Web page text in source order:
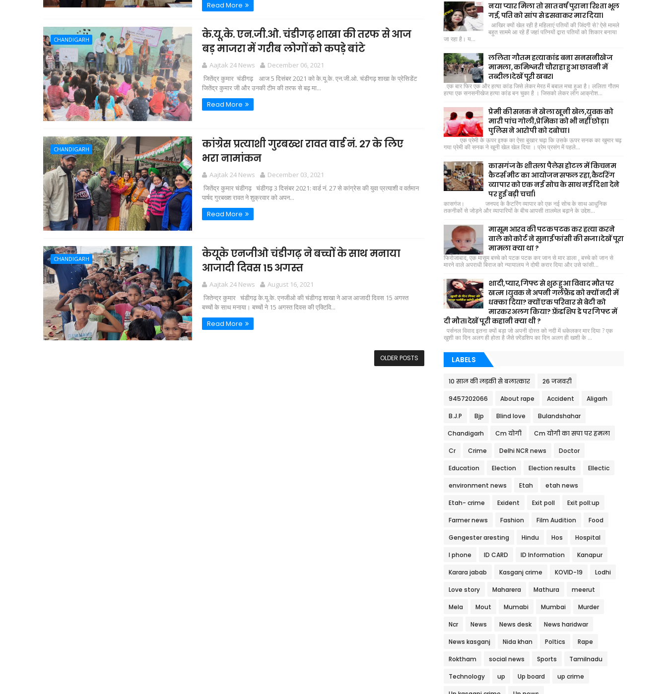
Read More
CHANDIGARH
के.यू.के. एन.जी.ओ. चंडीगढ़ शाखा की तरफ से आज
बड़ माजरा में गरीब लोगों को कपड़े बांटे
Aajtak 24 News
December 06, 2021
जितेंद्र कुमार चंडीगढ़ आज 5 दिसंबर 2021 को के.यू.के. एन.जी.ओ. चंडीगढ़ शाखा के प्रेसिडेंट
जितेंद्र कुमार जी और उनकी टीम की तरफ से बढ़ मा...
Read More
CHANDIGARH
कांग्रेस प्रत्याशी गुरबख्श रावत वार्ड नं. 27 के लिए
भरा नामांकन
Aajtak 24 News
December 03, 2021
जितेंद्र कुमार चंडीगढ़ चंडीगढ़ 3 दिसंबर 2021: वार्ड नं. 27 से कांग्रेस की युवा प्रत्याशी व वर्तमान
पार्षद गुरबख्श रावत ने शुक्रवार को अपन...
Read More
CHANDIGARH
केयूके एनजीओ चंडीगढ़ ने बच्चों के साथ मनाया
आजादी दिवस 15 अगस्त
Aajtak 24 News
August 16, 2021
जितेन्द्र कुमार चंडीगढ़ के.यू.के. एनजीओ की चंडीगढ़ शाखा ने आज आजादी दिवस 15 अगस्त
बच्चों के साथ मनाया। बच्चों ने 15 अगस्त दिवस की एक्टिवि...
Read More
OLDER POSTS
नया प्यार मिला तो सात वर्ष पुराना रिश्ता भूल
गई, पति को सांप से डसवाकर मार दिया।
आखिर क्यों खेल रही है महिलाएं पतियों की जिंदगी से? ऐसे मामले
बहुत साममे आ रहे हैं जहां पत्नियों द्वारा पतियों को शिकार बनाया
जा रहा है। य...
ललिता गौतम हत्याकांड बना सनसनीखेज
मामला, कमिश्नरी चौराहा हुआ छावनी में
तब्दील। देखें पूरी खबर।
एक बार फिर एक और हत्या कांड जिसे लेकर मेरठ में बबाल मचा हुआ है। ललिता गौतम
हत्या एक सनसनीखेज हत्या कांड बन चुका है । जिसको लेकर लोग आक्रोश...
प्रेमी की सनक ने खेला खूनी खेल,युवक को
मारी पांच गोली,प्रेमिका को भी नहीं छोड़ा।
पुलिस ने आरोपी को दबोचा।
एक प्रेमी के ऊपर इश्क का ऐसा बुखार चढ़ा कि उसके ऊपर सनक का खुमार चढ़
गया प्रेमी की सनक ने खूनी खेल खेल दिया । प्रेम प्रसंग में पहले...
कासगंज के शीतला पैलेस होटल में किचनम
कैटर्स मीट का आयोजन सफल रहा,कैटरिंग
व्यापार को एक नई सोच के साथ नई दिशा देने
पर हुई बड़ी चर्चा।
कासगंज। जनपद के कैटरिंग व्यापार को एक नई सोच के साथ आधुनिक
तकनीकों से जोड़ने और व्यापारियों के बीच आपसी तालमेल बढ़ाने के उद्देश...
मासूम आरव की पटक पटक कर हत्या करने
वाले को कोर्ट ने सुनाई फांसी की सजा। देखें पूरा
मामला क्या था ?
फिरोजाबाद, एक मासूम बच्चे को पटक पटक कर जान से मार डाला , बच्चे को जान से
मारने वाले अपराधी बिराज को न्यायालय ने दोषी करार दिया और उसे फांसी...
शादी,प्यार,गिफ्ट से शुरू हुआ विवाद मौत पर
खत्म । युवक ने अपनी गर्लफ्रैंड को क्यों नदी में
धक्का दिया? क्यों एक परिवार से बेटी को
मारकर अलग किया? फ़्रेंडशिप डे पर गिफ्ट में
दी मौत। देखें पूरी कहानी क्या थी ?
पर्सनल विवाद इतना क्यों बड़ा जो अपनी दोस्त को नदी में धकेलकर मार दिया ? एक
खुशी का दिन अलग ही होता है जैसे फ़्रेंडशिप का दिन अलग ही खशी के ...
LABELS
10 साल की लड़की से बलात्कार 26 जनवरी
9457202066 About rape Accident Aligarh
B.J.P Bjp Blind love Bulandshahar
Chandigarh Cm योगी Cm योगी का सपा पर हमला
Cr Crime Delhi NCR news Doctor
Education Election Election results Ellectic
environment news Etah etah news
Etah- crime Exident Exit poll Exit poll:up
Farmer news Fashion Film Audition Food
Gengester aresting Hindu Hos Hospital
I phone ID CARD ID Information Kanapur
Karara jabab Kasganj crime KOVID-19 Lodhi
Love story Maharera Mathura meerut
Mela Mout Mumabi Mumbai Murder
Ncr News News desk News haridwar
News kasganj Nida khan Poltics Rape
Roktham social news Sports Tamilnadu
Technology up Up board up crime